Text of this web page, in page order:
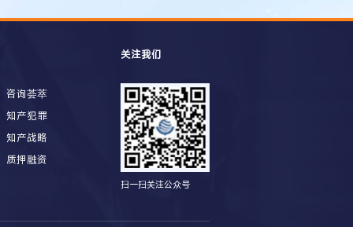
咨询荟萃
知产犯罪
知产战略
质押融资
关注我们
扫一扫关注公众号